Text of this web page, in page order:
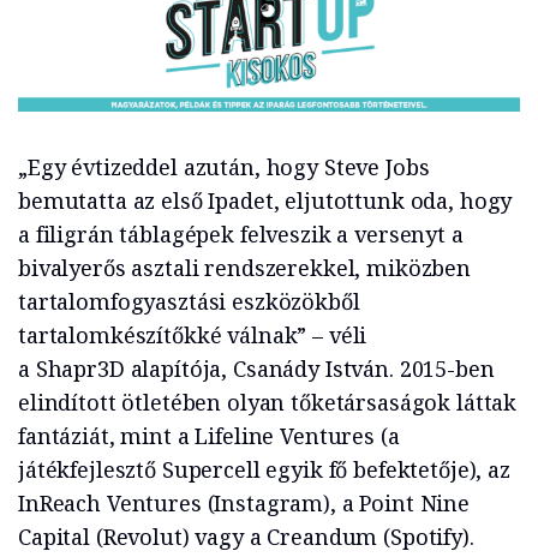
„Egy évtizeddel azután, hogy Steve Jobs
bemutatta az első Ipadet, eljutottunk oda, hogy
a filigrán táblagépek felveszik a versenyt a
bivalyerős asztali rendszerekkel, miközben
tartalomfogyasztási eszközökből
tartalomkészítőkké válnak” – véli
a Shapr3D alapítója, Csanády István. 2015-ben
elindított ötletében olyan tőketársaságok láttak
fantáziát, mint a Lifeline Ventures (a
játékfejlesztő Supercell egyik fő befektetője), az
InReach Ventures (Instagram), a Point Nine
Capital (Revolut) vagy a Creandum (Spotify).